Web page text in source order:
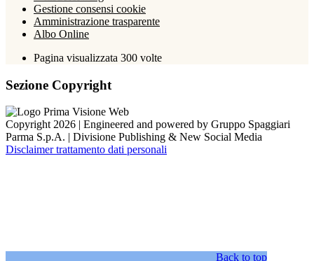
Gestione consensi cookie
Amministrazione trasparente
Albo Online
Pagina visualizzata 300 volte
Sezione Copyright
Copyright 2026 | Engineered and powered by Gruppo Spaggiari
Parma S.p.A. | Divisione Publishing & New Social Media
Disclaimer trattamento dati personali
Back to top